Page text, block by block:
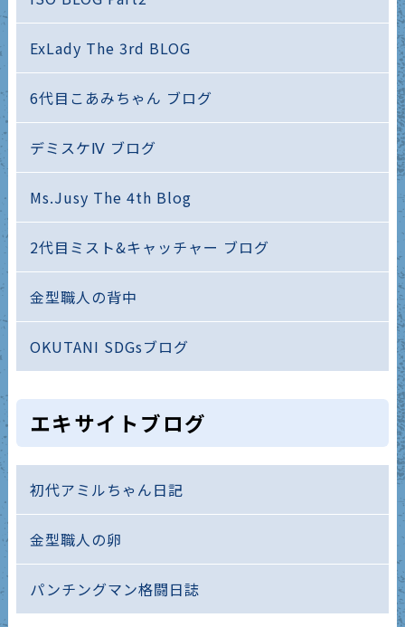
ExLady The 3rd BLOG
6代目こあみちゃん ブログ
デミスケⅣ ブログ
Ms.Jusy The 4th Blog
2代目ミスト&キャッチャー ブログ
金型職人の背中
OKUTANI SDGsブログ
エキサイトブログ
初代アミルちゃん日記
金型職人の卵
パンチングマン格闘日誌